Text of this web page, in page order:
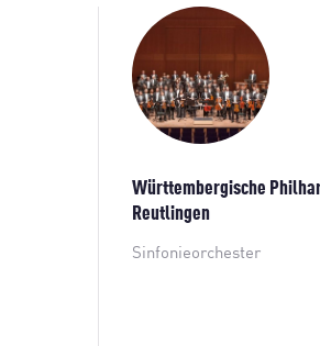
Württembergische
Reutlingen
Sinfonieorchester